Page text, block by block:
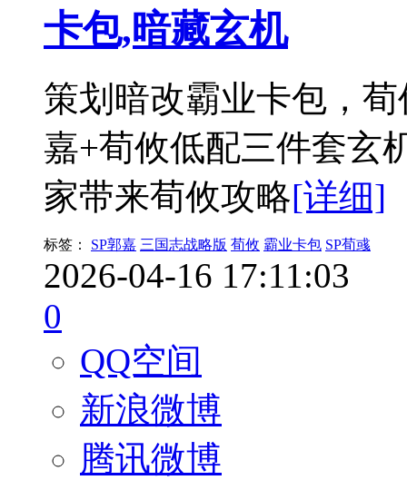
卡包,暗藏玄机
策划暗改霸业卡包，
嘉+荀攸低配三件套玄
家带来荀攸攻略[详细]
标签： SP郭嘉 三国志战略版 荀攸 霸业卡包 SP荀彧
2026-04-16 17:11:03
0
QQ空间
新浪微博
腾讯微博